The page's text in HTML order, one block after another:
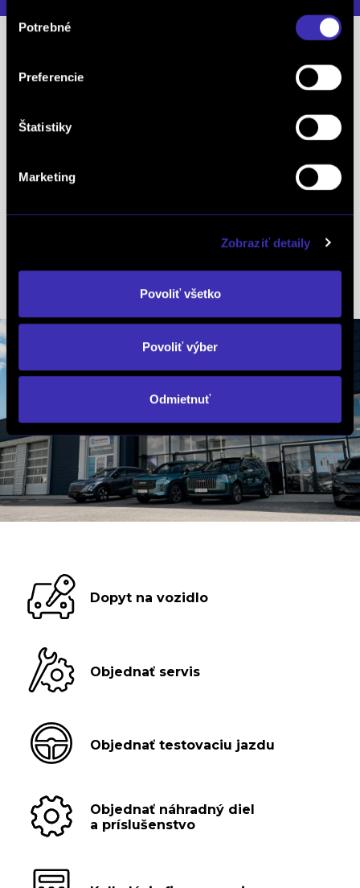
súhlasu
Potrebné
Preferencie
Štatistiky
Marketing
Zobraziť detaily
Povoliť všetko
Povoliť výber
Odmietnuť
tel.: +421 2 48 200 700
tel.: +421 2 48 200 742
Dopyt na vozidlo
Objednať servis
Objednať testovaciu jazdu
Objednať náhradný diel
a príslušenstvo